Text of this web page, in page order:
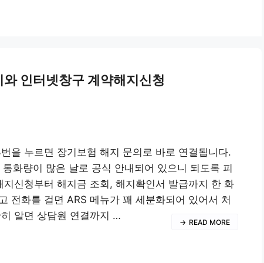
인터넷창구 계약해지신청
누르면 장기보험 해지 문의로 바로 연결됩니다.
화량이 많은 날로 공식 안내되어 있으니 되도록 피
신청부터 해지금 조회, 해지확인서 발급까지 한 화
전화를 걸면 ARS 메뉴가 꽤 세분화되어 있어서 처
알면 상담원 연결까지 …
READ MORE